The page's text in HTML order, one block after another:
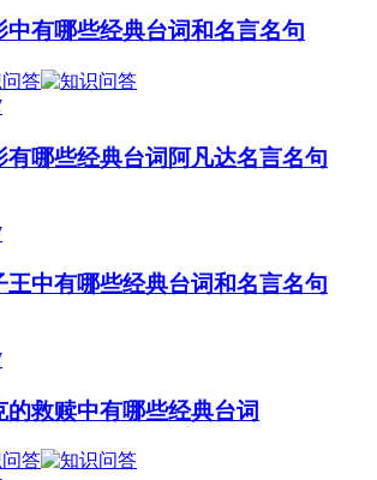
中有哪些经典台词和名言名句
有哪些经典台词阿凡达名言名句
王中有哪些经典台词和名言名句
救赎中有哪些经典台词